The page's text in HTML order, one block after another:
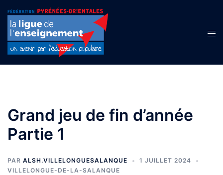
contenu
Grand jeu de fin d’année
Partie 1
PAR ALSH.VILLELONGUESALANQUE
1 JUILLET 2024
VILLELONGUE-DE-LA-SALANQUE